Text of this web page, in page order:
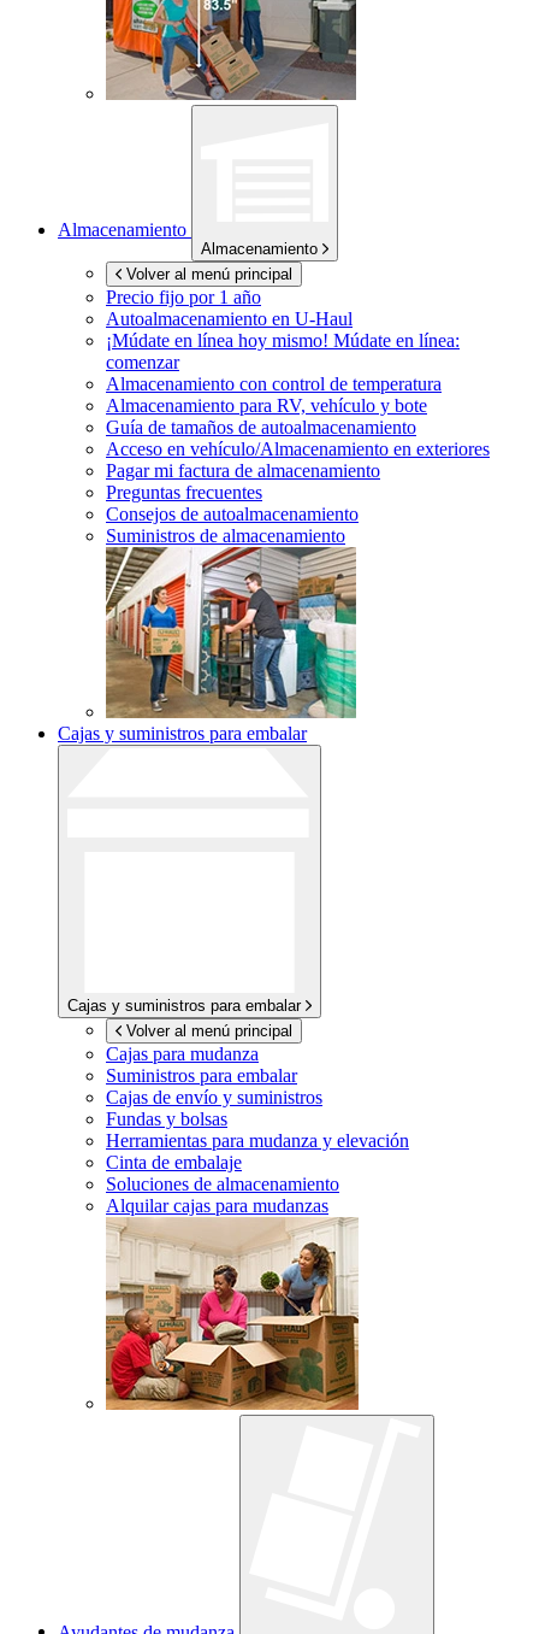
Almacenamiento
Almacenamiento
Volver al menú principal
Precio fijo por 1 año
Autoalmacenamiento en U-Haul
¡Múdate en línea hoy mismo! Múdate en línea:
comenzar
Almacenamiento con control de temperatura
Almacenamiento para RV, vehículo y bote
Guía de tamaños de autoalmacenamiento
Acceso en vehículo/Almacenamiento en exteriores
Pagar mi factura de almacenamiento
Preguntas frecuentes
Consejos de autoalmacenamiento
Suministros de almacenamiento
Cajas y suministros para embalar
Cajas y suministros para embalar
Volver al menú principal
Cajas para mudanza
Suministros para embalar
Cajas de envío y suministros
Fundas y bolsas
Herramientas para mudanza y elevación
Cinta de embalaje
Soluciones de almacenamiento
Alquilar cajas para mudanzas